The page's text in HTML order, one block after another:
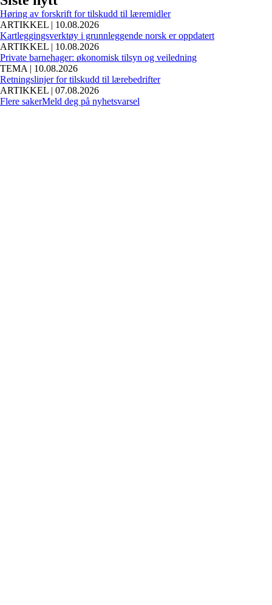
Høring av forskrift for tilskudd til læremidler
ARTIKKEL | 10.08.2026
Kartleggingsverktøy i grunnleggende norsk er oppdatert
ARTIKKEL | 10.08.2026
Private barnehager: økonomisk tilsyn og veiledning
TEMA | 10.08.2026
Retningslinjer for tilskudd til lærebedrifter
ARTIKKEL | 07.08.2026
Flere sakerMeld deg på nyhetsvarsel